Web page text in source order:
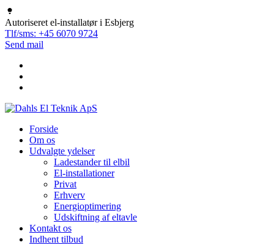
Autoriseret el-installatøri Esbjerg
Tlf/sms: +45 6070 9724
Send mail
Forside
Om os
Udvalgte ydelser
Ladestander til elbil
El-installationer
Privat
Erhverv
Energioptimering
Udskiftning af eltavle
Kontakt os
Indhent tilbud